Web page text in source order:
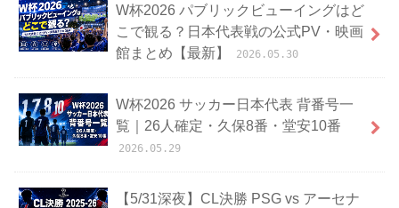
W杯2026 パブリックビューイングはど
こで観る？日本代表戦の公式PV・映画
館まとめ【最新】
2026.05.30
W杯2026 サッカー日本代表 背番号一
覧｜26人確定・久保8番・堂安10番
2026.05.29
【5/31深夜】CL決勝 PSG vs アーセナ